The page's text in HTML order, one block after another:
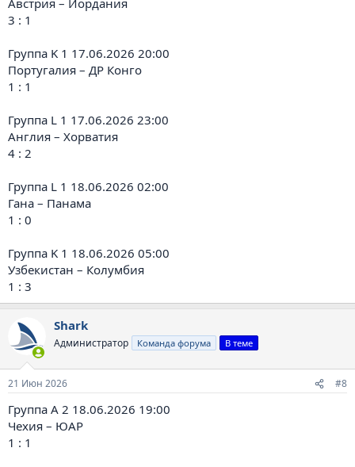
3 : 1
Группа K 1 17.06.2026 20:00
Португалия – ДР Конго
1 : 1
Группа L 1 17.06.2026 23:00
Англия – Хорватия
4 : 2
Группа L 1 18.06.2026 02:00
Гана – Панама
1 : 0
Группа K 1 18.06.2026 05:00
Узбекистан – Колумбия
1 : 3
Shark
Администратор Команда форума В теме
21 Июн 2026 #8
Группа A 2 18.06.2026 19:00
Чехия – ЮАР
1 : 1